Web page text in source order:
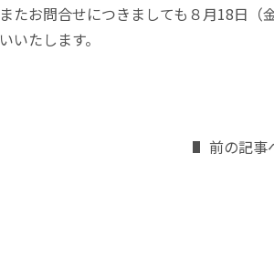
またお問合せにつきましても８月18日
いいたします。
前の記事